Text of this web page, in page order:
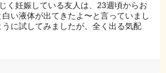
く妊娠している友人は、23週頃からお
白い液体が出てきたよ〜と言っていまし
うに試してみましたが、全く出る気配